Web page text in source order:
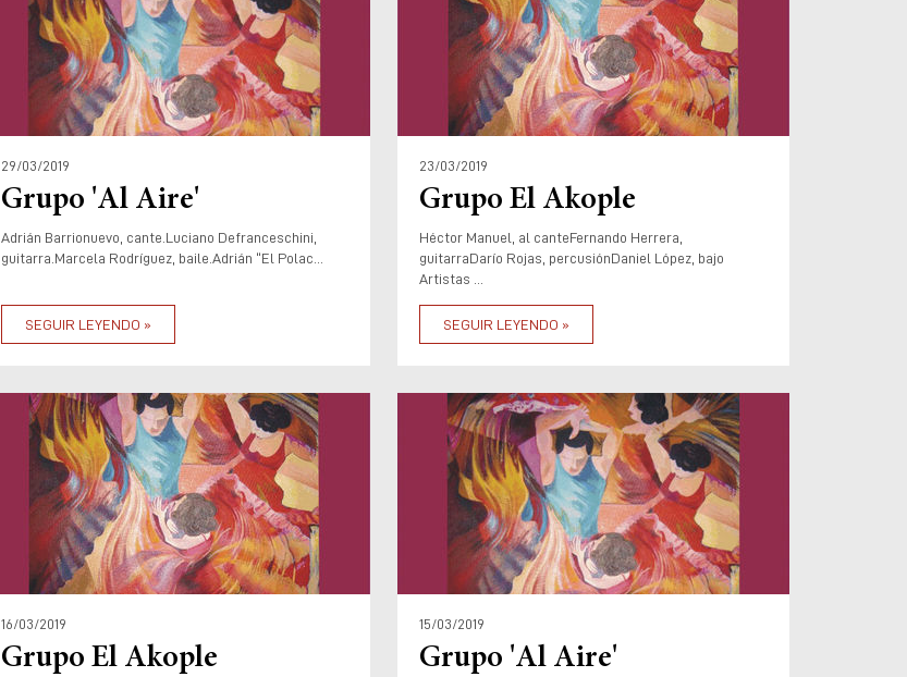
29/03/2019
Grupo 'Al Aire'
Adrián Barrionuevo, cante.Luciano Defranceschini,
guitarra.Marcela Rodríguez, baile.Adrián “El Polac...
SEGUIR LEYENDO »
23/03/2019
Grupo El Akople
Héctor Manuel, al canteFernando Herrera,
guitarraDarío Rojas, percusiónDaniel López, bajo
Artistas ...
SEGUIR LEYENDO »
16/03/2019
Grupo El Akople
15/03/2019
Grupo 'Al Aire'